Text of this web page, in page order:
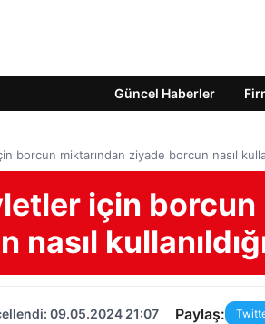
Güncel Haberler
borcun miktarından ziyade borcun nasıl
için borcun
nasıl
09.05.2024 21:07 Paylaş: